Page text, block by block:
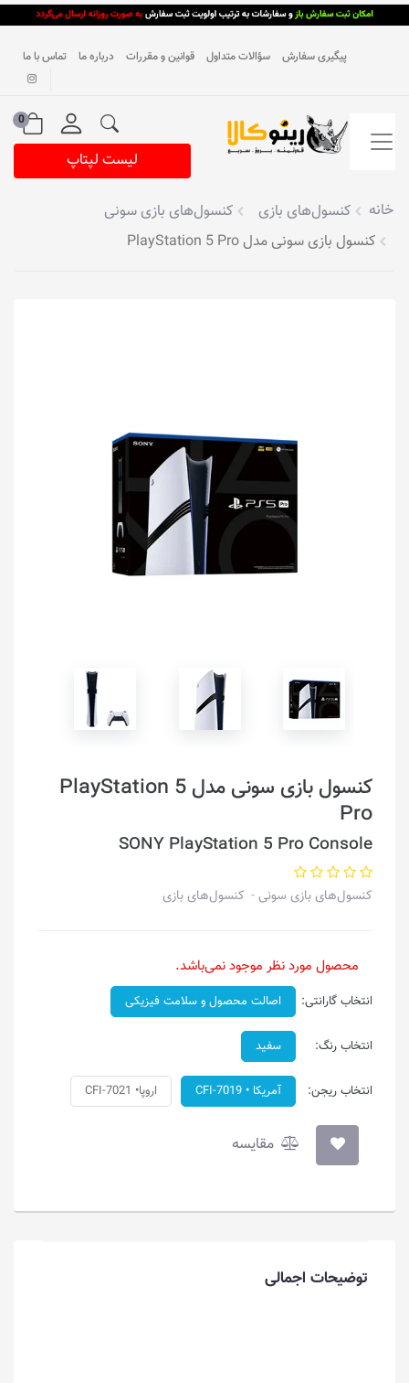
پیگیری سفارش سؤالات متداول قوانین و مقررات درباره ما تماس با ما
0
لیست لپتاپ
خانه کنسول‌های بازی
کنسول‌های بازی سونی
کنسول بازی سونی مدل PlayStation 5 Pro
کنسول بازی سونی مدل PlayStation 5
Pro
SONY PlayStation 5 Pro Console
کنسول‌های بازی سونی کنسول‌های بازی
محصول مورد نظر موجود نمی‌باشد.
انتخاب گارانتی: اصالت محصول و سلامت فیزیکی
انتخاب رنگ: سفید
انتخاب ریجن: آمریکا • CFI-7019 اروپا• CFI-7021
مقایسه
توضیحات اجمالی